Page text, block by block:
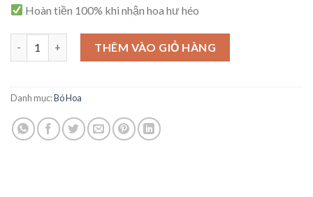
Hoàn tiền 100% khi nhận hoa hư héo
Hoa Tốt Nghiệp -TN01 số lượngTHÊM VÀO GIỎ HÀNG
Danh mục:Bó Hoa